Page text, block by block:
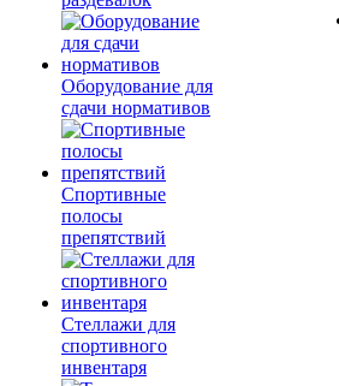
Оборудование для
сдачи нормативов
Спортивные
полосы
препятствий
Стеллажи для
спортивного
инвентаря